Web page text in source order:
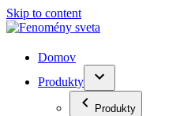
Skip to content
Domov
Produkty
Produkty